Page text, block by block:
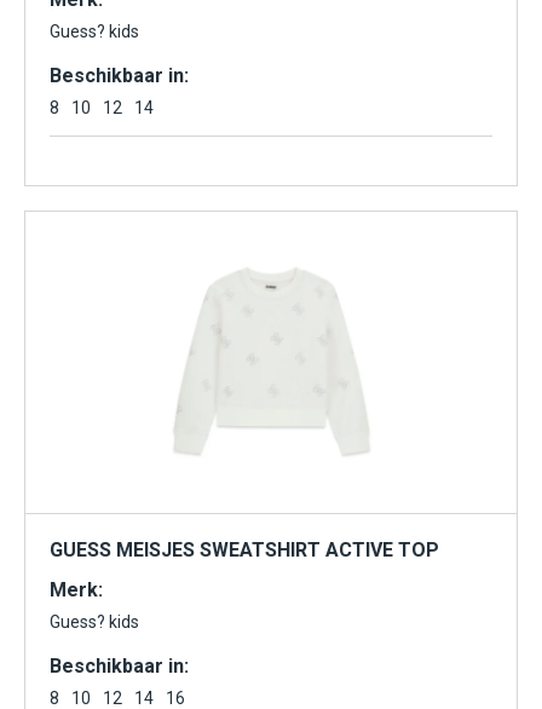
Guess? kids
Beschikbaar in:
8 10 12 14
GUESS MEISJES SWEATSHIRT ACTIVE TOP
Merk:
Guess? kids
Beschikbaar in:
8 10 12 14 16